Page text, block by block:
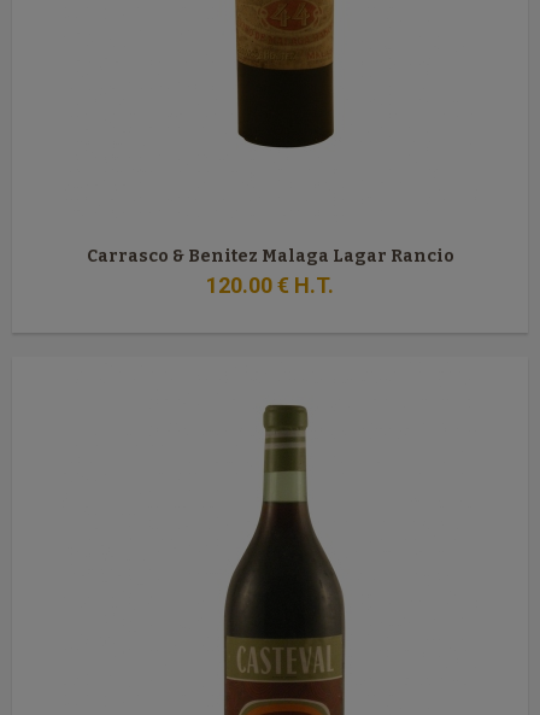
Carrasco & Benitez Malaga Lagar Rancio
120.00€ H.T.